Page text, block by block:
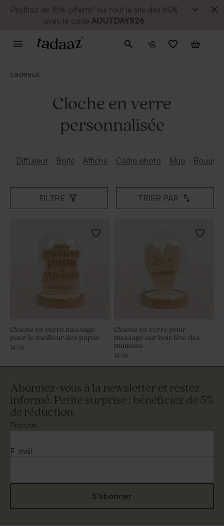
Profitez de 15% offerts* sur tout le site dès 60€
avec le code AOUTDAYS26
cadeaux
Cloche en verre
personnalisée
Diffuseur Boîte Affiche Cadre photo Mug Bougie
FILTRE TRIER PAR
Cloche en verre message
pour le meilleur des papas
14,95
Cloche en verre pour
message sur bois fête des
mamans
14,95
Abonnez-vous à la newsletter et restez
informé. Petite surprise : bénéficiez de 5%
de réduction.
Prénom
E-mail
S'abonner